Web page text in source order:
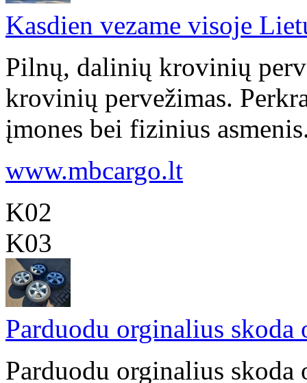
Kasdien vezame visoje
Pilnų, dalinių krovinių
krovinių pervežimas.
įmones bei fizinius
www.mbcargo.lt
K02
K03
Parduodu orginalius
Parduodu orginalius